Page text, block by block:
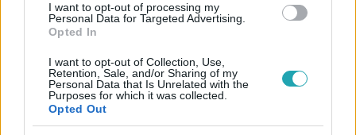
I want to opt-out of processing my
Personal Data for Targeted Advertising.
Opted In
I want to opt-out of Collection, Use,
Retention, Sale, and/or Sharing of my
Personal Data that Is Unrelated with the
Purposes for which it was collected.
Opted Out
Népszerű